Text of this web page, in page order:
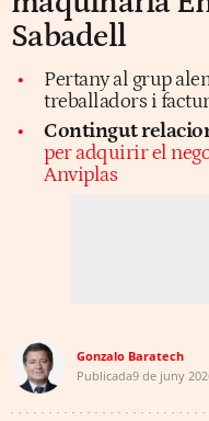
Sabadell
Pertany al grup
treballadors i
Contingut
per adquirir el
Anviplas
Gonzalo Baratech
Publicada9 de juny